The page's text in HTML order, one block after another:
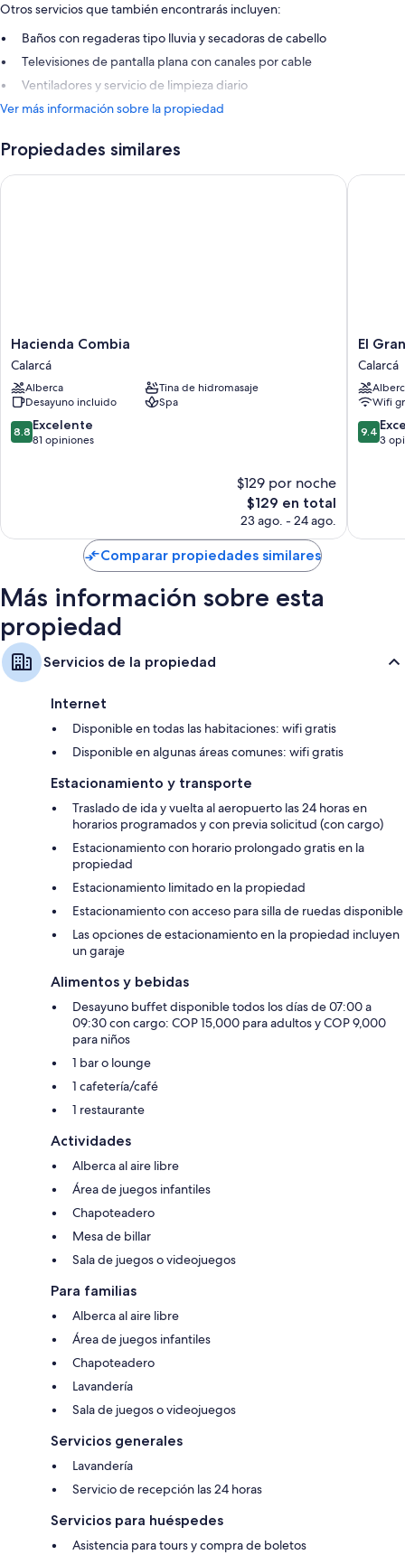
Otros servicios que también encontrarás incluyen:
Baños con regaderas tipo lluvia y secadoras de cabello
Televisiones de pantalla plana con canales por cable
Ventiladores y servicio de limpieza diario
Ver más información sobre la propiedad
Propiedades similares
Hacienda
Combia
Calarcá
Hacienda Combia
Calarcá
Alberca
Tina de hidromasaje
Desayuno incluido
Spa
8.8
de
8.8 Excelente
81 opiniones
$129 por noche
El
precio
es
$129 en total
23 ago. - 24 ago.
Hacienda Combia
El
Gran
Calarcá
El
Calarcá
Wifi
9.4
de
9.4
3
El Gran
Comparar propiedades similares
Más información sobre esta
propiedad
Servicios de la propiedad
Internet
Disponible en todas las habitaciones: wifi gratis
Disponible en algunas áreas comunes: wifi gratis
Estacionamiento y transporte
Traslado de ida y vuelta al aeropuerto las 24 horas en
horarios programados y con previa solicitud (con cargo)
Estacionamiento con horario prolongado gratis en la
propiedad
Estacionamiento limitado en la propiedad
Estacionamiento con acceso para silla de ruedas disponible
Las opciones de estacionamiento en la propiedad incluyen
un garaje
Alimentos y bebidas
Desayuno buffet disponible todos los días de 07:00 a
09:30 con cargo: COP 15,000 para adultos y COP 9,000
para niños
1 bar o lounge
1 cafetería/café
1 restaurante
Actividades
Alberca al aire libre
Área de juegos infantiles
Chapoteadero
Mesa de billar
Sala de juegos o videojuegos
Para familias
Alberca al aire libre
Área de juegos infantiles
Chapoteadero
Lavandería
Sala de juegos o videojuegos
Servicios generales
Lavandería
Servicio de recepción las 24 horas
Servicios para huéspedes
Asistencia para tours y compra de boletos